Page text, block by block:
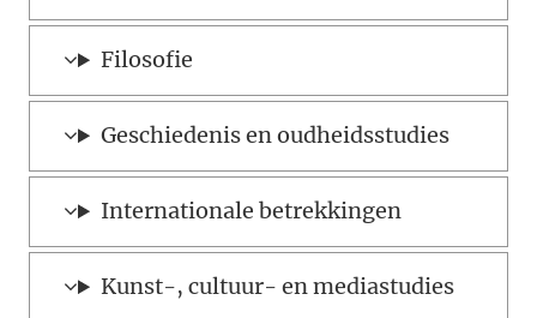
Filosofie
Geschiedenis en oudheidsstudies
Internationale betrekkingen
Kunst-, cultuur- en mediastudies